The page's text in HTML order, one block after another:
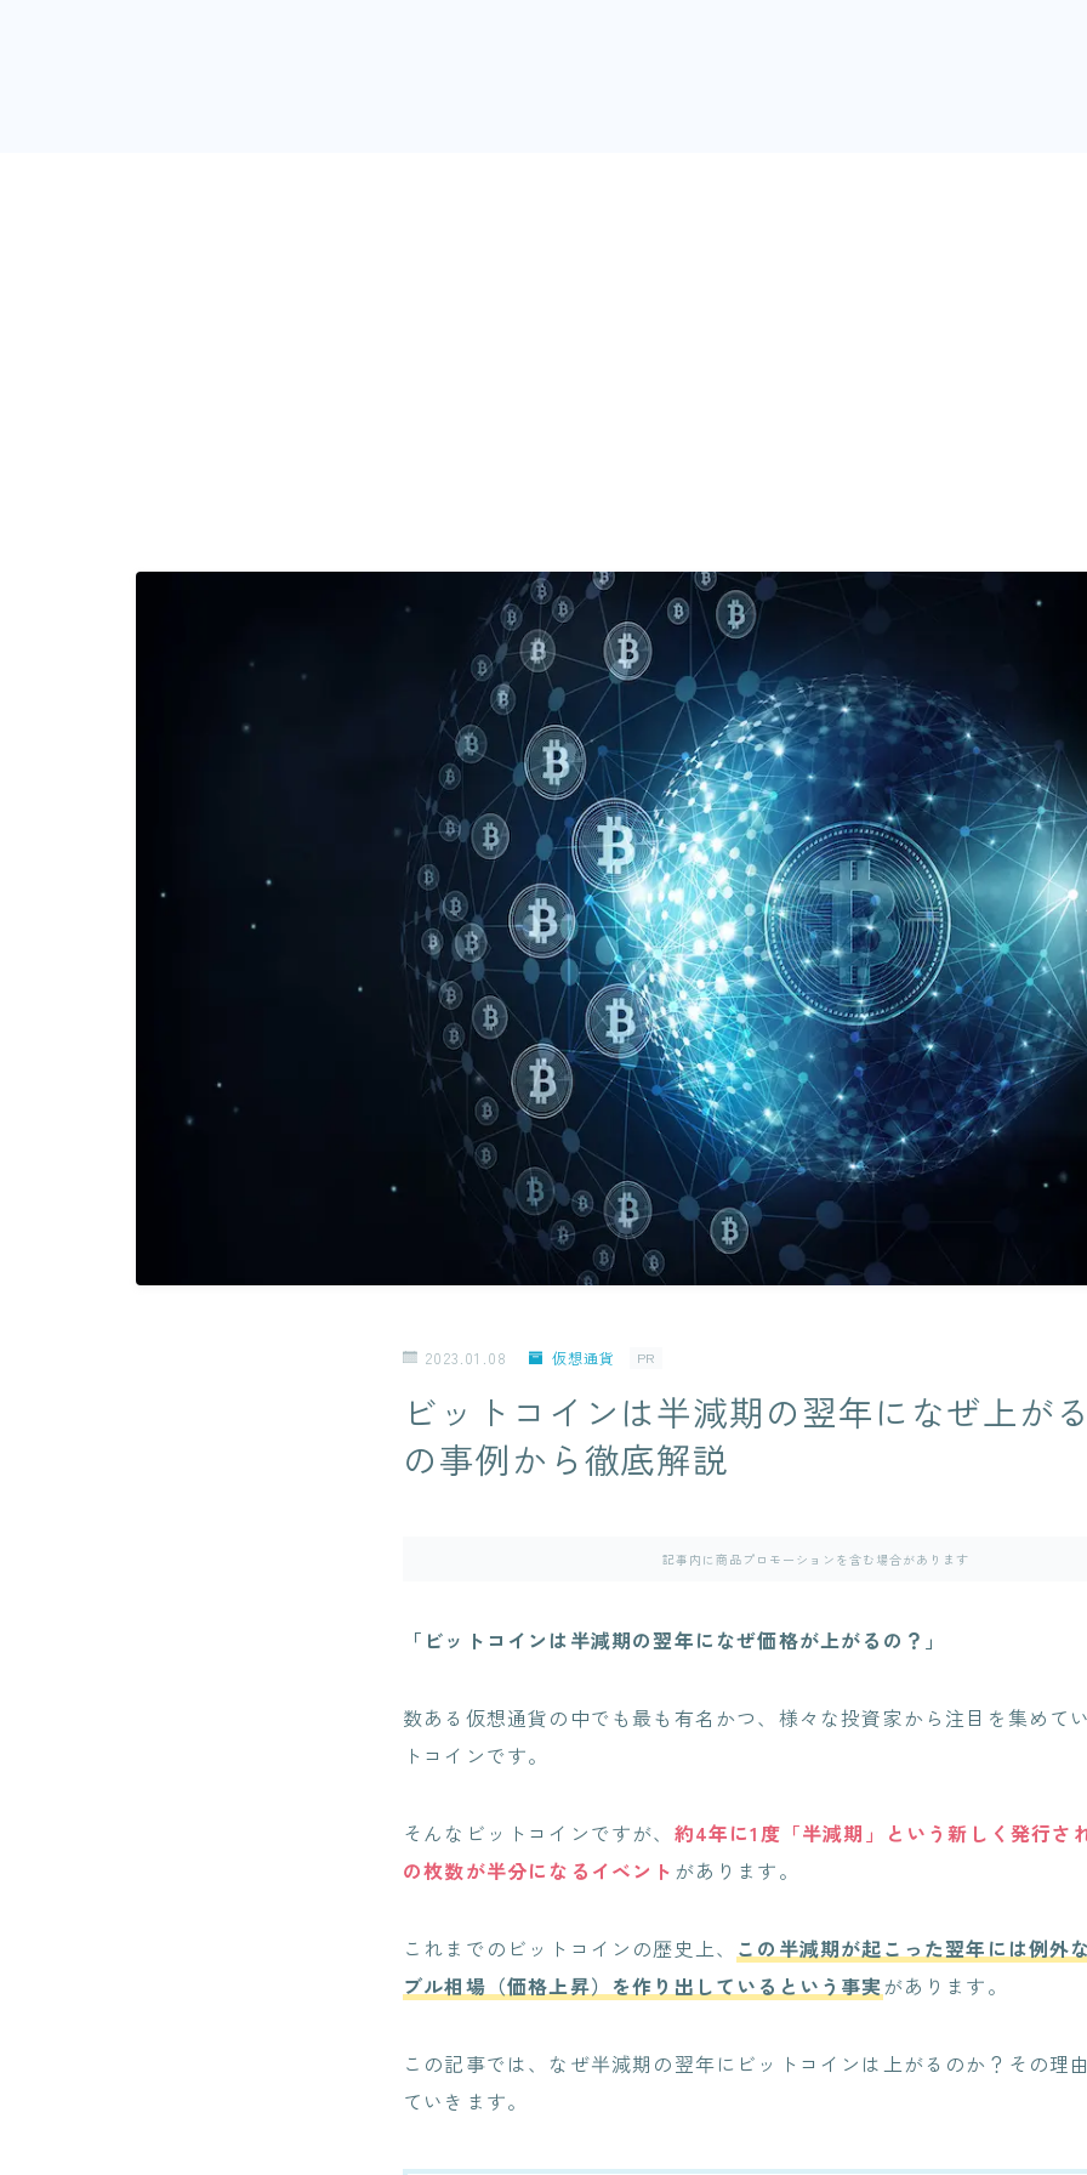
2023.01.08 仮想通貨 PR
ビットコインは半減期の翌年になぜ上が
の事例から徹底解説
記事内に商品プロモーションを含む場合があります
「ビットコインは半減期の翌年になぜ価格が上がるの？」
数ある仮想通貨の中でも最も有名かつ、様々な投資家から注目を集めて
トコインです。
そんなビットコインですが、 約4年に1度「半減期」という新しく発行さ
の枚数が半分になるイベント があります。
これまでのビットコインの歴史上、 この半減期が起こった翌年には例外
ブル相場（価格上昇）を作り出しているという事実があります。
この記事では、なぜ半減期の翌年にビットコインは上がるのか？その理
ていきます。